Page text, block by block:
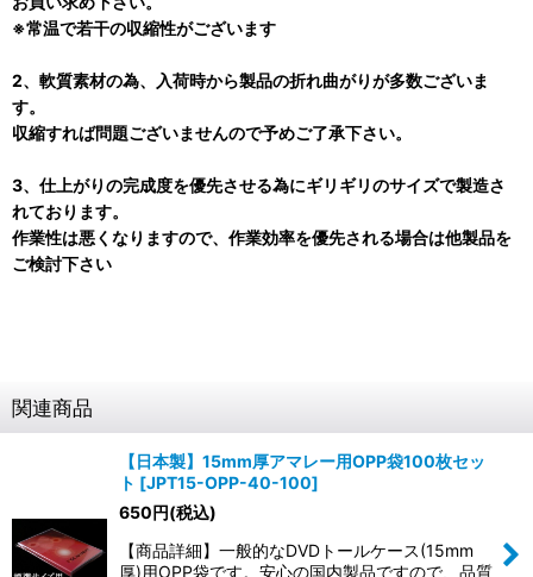
※常温で若干の収縮性がございます
2、軟質素材の為、入荷時から製品の折れ曲がりが多数ございま
す。
収縮すれば問題ございませんので予めご了承下さい。
3、仕上がりの完成度を優先させる為にギリギリのサイズで製造さ
れております。
作業性は悪くなりますので、作業効率を優先される場合は他製品を
ご検討下さい
関連商品
【日本製】15mm厚アマレー用OPP袋100枚セッ
ト [JPT15-OPP-40-100]
650円(税込)
【商品詳細】一般的なDVDトールケース(15mm
厚)用OPP袋です。安心の国内製品ですので、品質